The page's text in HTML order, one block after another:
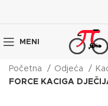
MENI
Početna Odjeća
FORCE KACIGA